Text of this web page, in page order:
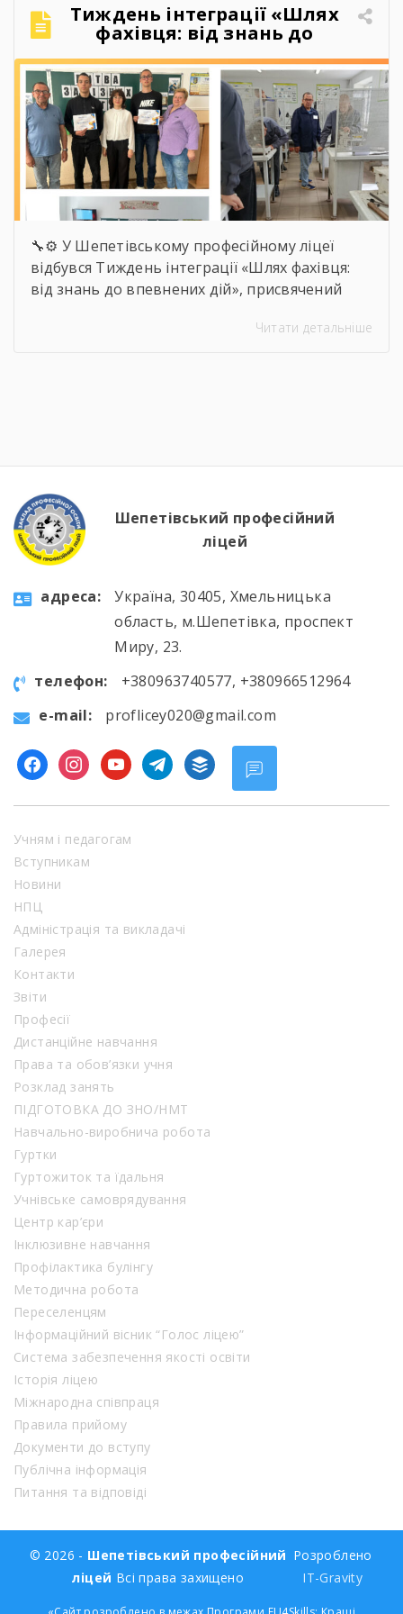
поїздки, фото, меми, історії, які зрозуміють […]
Тиждень інтеграції «Шлях
фахівця: від знань до
впевнених дій»
🔧⚙️ У Шепетівському професійному ліцеї
відбувся Тиждень інтеграції «Шлях фахівця:
від знань до впевнених дій», присвячений
тижня здобувачі освіти брали участь в
та вдосконалювати практичні навички, а й
Читати детальніше
Шепетівський професійний
ліцей
aдресa:
Україна, 30405, Хмельницька
область, м.Шепетівка, проспект
Миру, 23.
телефон:
+380963740577, +380966512964
e-mail:
proflicey020@gmail.com
facebookinstagramyoutubetelegram
buffer
Учням і педагогам
Вступникам
Новини
НПЦ
Адміністрація та викладачі
Галерея
Контакти
Звіти
Професії
Дистанційне навчання
Права та обов’язки учня
Розклад занять
ПІДГОТОВКА ДО ЗНО/НМТ
Навчально-виробнича робота
Гуртки
Гуртожиток та їдальня
Учнівське самоврядування
Центр кар’єри
Інклюзивне навчання
Профілактика булінгу
Методична робота
Переселенцям
Інформаційний вісник “Голос ліцею”
Система забезпечення якості освіти
Історія ліцею
Міжнародна співпраця
Правила прийому
Документи до вступу
Публічна інформація
Питання та відповіді
© 2026 - Шепетівський професійний
ліцей Всі права захищено
Розроблено
IT-Gravity